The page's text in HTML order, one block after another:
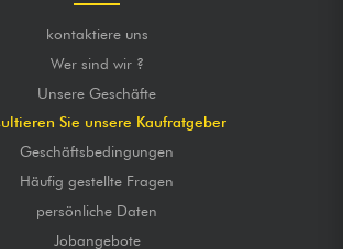
kontaktiere uns
Wer sind wir ?
Unsere Geschäfte
Sie unsere Kaufratgeber
Geschäftsbedingungen
Häufig gestellte Fragen
persönliche Daten
Jobangebote